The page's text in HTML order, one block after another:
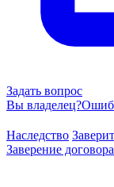
Задать вопрос
Вы владелец?
Наследство
Заверение договора